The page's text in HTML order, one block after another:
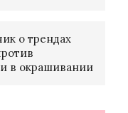
о трендах
в окрашивании